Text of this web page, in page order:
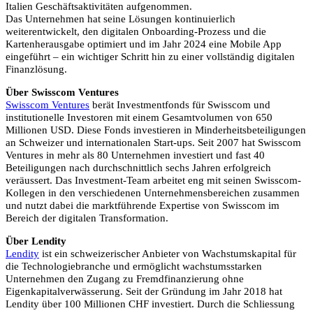
Italien Geschäftsaktivitäten aufgenommen.
Das Unternehmen hat seine Lösungen kontinuierlich
weiterentwickelt, den digitalen Onboarding-Prozess und die
Kartenherausgabe optimiert und im Jahr 2024 eine Mobile App
eingeführt – ein wichtiger Schritt hin zu einer vollständig digitalen
Finanzlösung.
Über Swisscom Ventures
Swisscom Ventures berät Investmentfonds für Swisscom und
institutionelle Investoren mit einem Gesamtvolumen von 650
Millionen USD. Diese Fonds investieren in Minderheitsbeteiligungen
an Schweizer und internationalen Start-ups. Seit 2007 hat Swisscom
Ventures in mehr als 80 Unternehmen investiert und fast 40
Beteiligungen nach durchschnittlich sechs Jahren erfolgreich
veräussert. Das Investment-Team arbeitet eng mit seinen Swisscom-
Kollegen in den verschiedenen Unternehmensbereichen zusammen
und nutzt dabei die marktführende Expertise von Swisscom im
Bereich der digitalen Transformation.
Über Lendity
Lendity ist ein schweizerischer Anbieter von Wachstumskapital für
die Technologiebranche und ermöglicht wachstumsstarken
Unternehmen den Zugang zu Fremdfinanzierung ohne
Eigenkapitalverwässerung. Seit der Gründung im Jahr 2018 hat
Lendity über 100 Millionen CHF investiert. Durch die Schliessung